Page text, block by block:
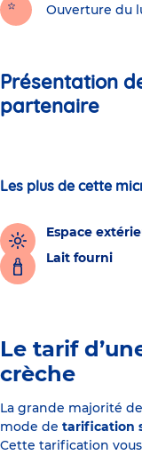
Ouverture du
Présentation
partenaire
Les plus de cette
Espace
Lait fourni
Le tarif
crèche
La grande majorité
mode de tarification
Cette tarification